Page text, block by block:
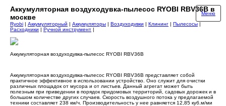
Аккумуляторная воздуходувка-пылесос RYOBI RBV36B в
москве
Меню
Ryobi | Аккумуляторный | Аккумуляторы | Воздуходувки | Клининг | Пылесосы |
Расходники | Ручной инструмент |
Аккумуляторная воздуходувка-пылесос RYOBI RBV36B
Аккумуляторная воздуходувка-пылесос RYOBI RBV36B представляет собой
практичное эффективное в использовании устройство. Оно служит для очистки
различных площадок от мусора и от листьев. Данный агрегат может быть
полезным при приведении в порядок придомовых территорий, садовых дорожек и в
большом количестве других случаев. Скорость воздушного потока у предлагаемой
техники составляет 238 км/ч. Производительность у нее равняется 12,85 куб.м/ми